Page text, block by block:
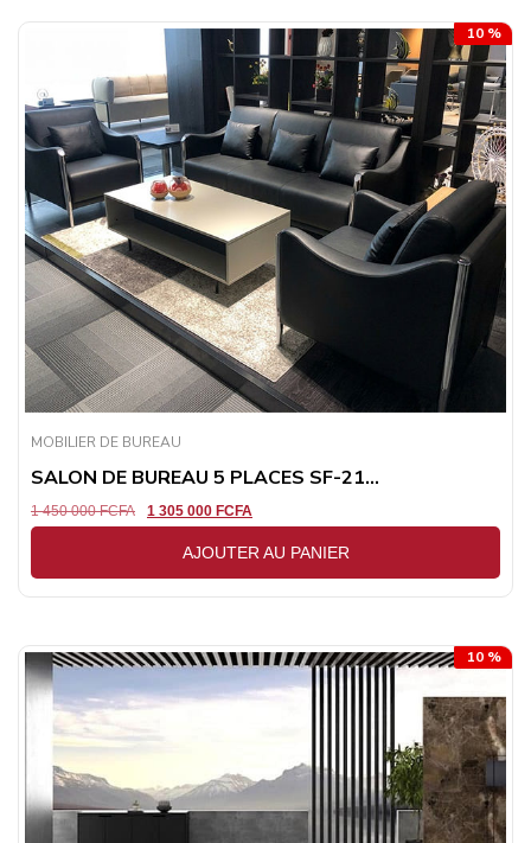
10 %
MOBILIER DE BUREAU
SALON DE BUREAU 5 PLACES SF-21...
1 450 000FCFA 1 305 000 FCFA
AJOUTER AU PANIER
10 %